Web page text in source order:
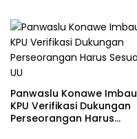
Panwaslu Konawe Imbau
KPU Verifikasi Dukungan
Perseorangan Harus